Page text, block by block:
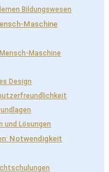
Bildungswesen
Maschine
Maschine
Design
und Lösungen
Notwendigkeit